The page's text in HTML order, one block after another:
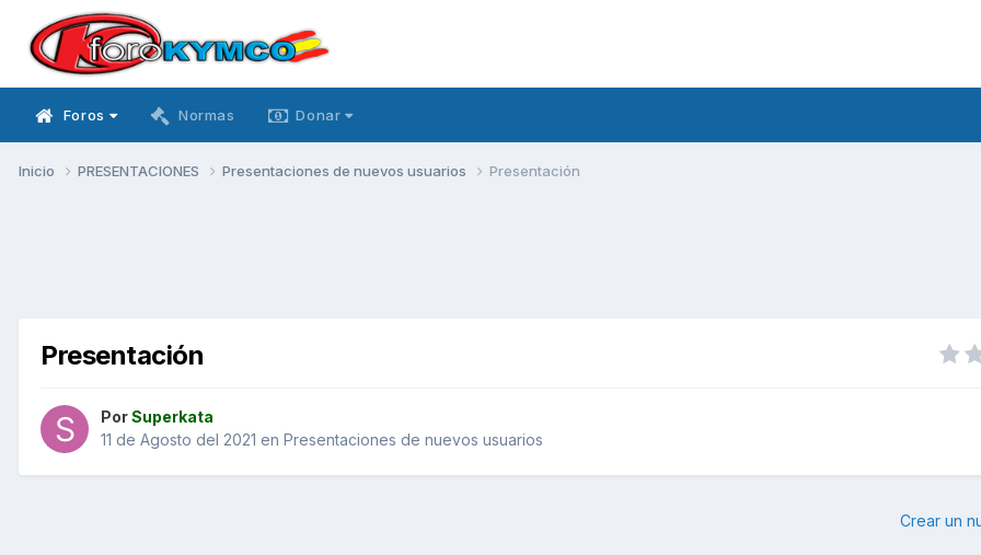
Foros Normas Donar
Inicio PRESENTACIONES Presentaciones de nuevos usuarios Presentación
Presentación
PorSuperkata
11 de Agosto del 2021 en Presentaciones de nuevos usuarios
Crear un